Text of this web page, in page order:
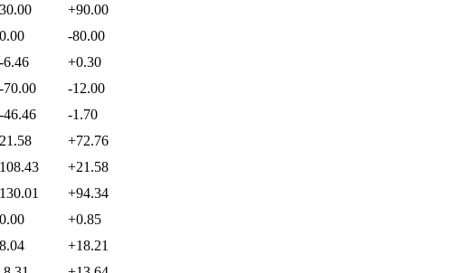
30.00
+90.00
0.00
-80.00
-6.46
+0.30
-70.00
-12.00
-46.46
-1.70
21.58
+72.76
108.43
+21.58
130.01
+94.34
0.00
+0.85
8.04
+18.21